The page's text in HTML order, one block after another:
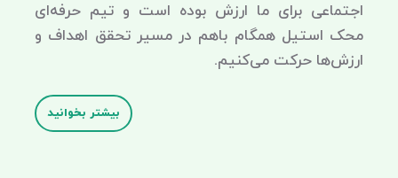
اجتماعی برای ما ارزش بوده است و تیم حرفه‌ای
محک استیل همگام باهم در مسیر تحقق اهداف و
ارزش‌ها حرکت می‌کنیم.
بیشتر بخوانید